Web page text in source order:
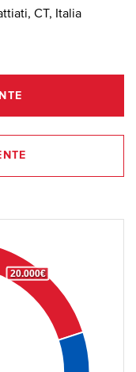
CT, Italia
20.000€